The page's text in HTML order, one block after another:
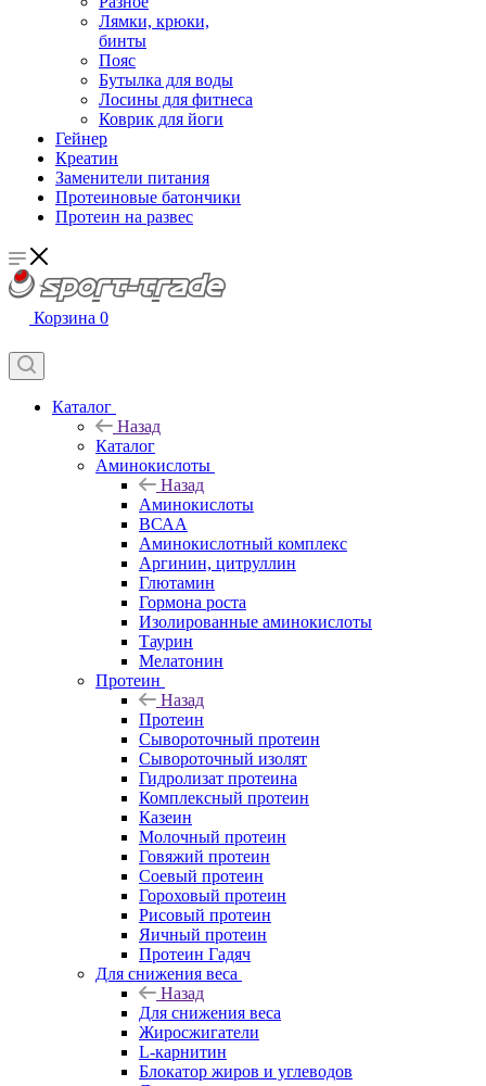
Лямки, крюки,
бинты
Пояс
Бутылка для воды
Лосины для фитнеса
Коврик для йоги
Гейнер
Креатин
Заменители питания
Протеиновые батончики
Протеин на развес
Корзина 0
Каталог
Назад
Каталог
Аминокислоты
Назад
Аминокислоты
ВСАА
Аминокислотный комплекс
Аргинин, цитруллин
Глютамин
Гормона роста
Изолированные аминокислоты
Таурин
Мелатонин
Протеин
Назад
Протеин
Сывороточный протеин
Сывороточный изолят
Гидролизат протеина
Комплексный протеин
Казеин
Молочный протеин
Говяжий протеин
Соевый протеин
Гороховый протеин
Рисовый протеин
Яичный протеин
Протеин Гадяч
Для снижения веса
Назад
Для снижения веса
Жиросжигатели
L-карнитин
Блокатор жиров и углеводов